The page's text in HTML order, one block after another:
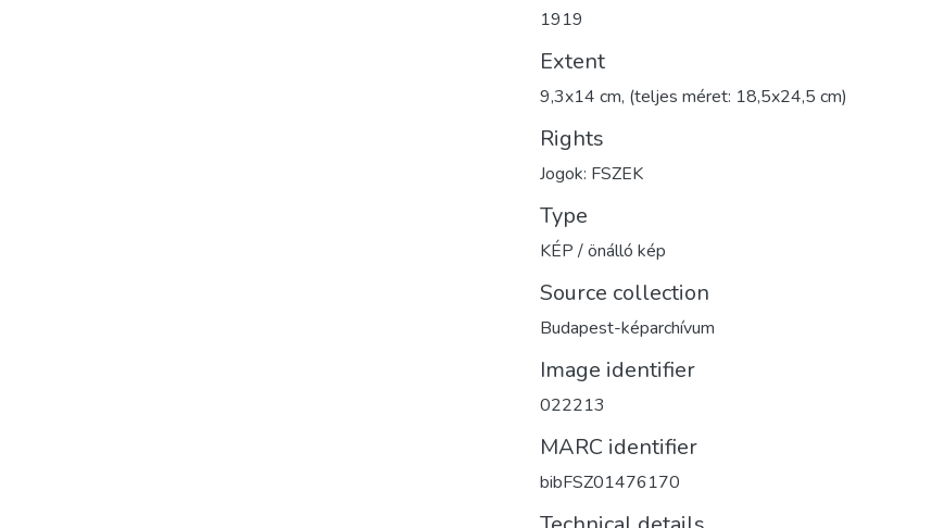
1919
Extent
9,3x14 cm, (teljes méret: 18,5x24,5 cm)
Rights
Jogok: FSZEK
Type
KÉP / önálló kép
Source collection
Budapest-képarchívum
Image identifier
022213
MARC identifier
bibFSZ01476170